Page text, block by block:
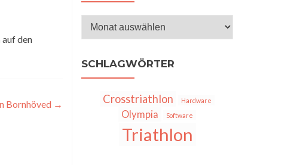
auf den
Bornhöved →
Archiv
SCHLAGWÖRTER
Crosstriathlon Hardware
Olympia Software
Triathlon